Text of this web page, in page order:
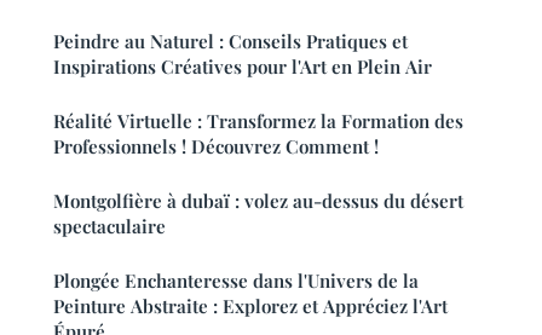
Peindre au Naturel : Conseils Pratiques et
Inspirations Créatives pour l'Art en Plein Air
Réalité Virtuelle : Transformez la Formation des
Professionnels ! Découvrez Comment !
Montgolfière à dubaï : volez au-dessus du désert
spectaculaire
Plongée Enchanteresse dans l'Univers de la
Peinture Abstraite : Explorez et Appréciez l'Art